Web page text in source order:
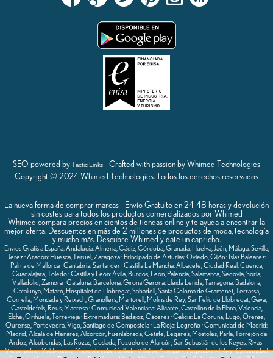
SEO powered by Tactic Links - Crafted with passion by Whimed Technologies
Copyright © 2024 Whimed Technologies. Todos los derechos reservados
La nueva forma de comprar marcas - Envío Gratuito en 24-48 horas y devolución
sin costes para todos los productos comercializados por Whimed
Whimed compara precios en cientos de tiendas online y te ayuda a encontrar la
mejor oferta. Descuentos en más de 2 millones de productos de moda, tecnología
y mucho más. Descubre Whimed y date un capricho.
Envíos Gratis a España: Andalucía: Almería, Cádiz, Córdoba, Granada, Huelva, Jaén, Málaga, Sevilla,
Jerez · Aragón: Huesca, Teruel, Zaragoza · Principado de Asturias: Oviedo, Gijón · Islas Baleares:
Palma de Mallorca · Cantabria: Santander · Castilla La Mancha: Albacete, Ciudad Real, Cuenca,
Guadalajara, Toledo · Castilla y León: Ávila, Burgos, León, Palencia, Salamanca, Segovia, Soria,
Valladolid, Zamora · Cataluña: Barcelona, Girona Gerona, Lleida Lérida, Tarragona, Badalona,
Catalunya, Mataró, Hospitalet de Llobregat, Sabadell, Santa Coloma de Gramenet, Terrassa,
Cornellá, Moncada y Reixach, Granollers, Martorell, Molins de Rey, San Felíu de Llobregat, Gavá,
Casteldefels, Reus, Manresa · Comunidad Valenciana: Alicante, Castellón de la Plana, Valencia,
Elche, Orihuela, Torrevieja · Extremadura: Badajoz, Cáceres · Galicia: La Coruña, Lugo, Orense,
Ourense, Pontevedra, Vigo, Santiago de Compostela · La Rioja: Logroño · Comunidad de Madrid:
Madrid, Alcalá de Henares, Alcorcón, Fuenlabrada, Getafe, Leganés, Móstoles, Parla, Torrejón de
Ardoz, Alcobendas, Las Rozas, Coslada, Pozuelo de Alarcón, San Sebastián de los Reyes, Rivas-
Vaciamadrid, Valdemoro, Majadahonda, Collado Villalba, Aranjuez, Arganda del Rey · Comunidad